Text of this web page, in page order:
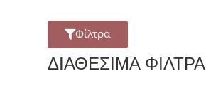
Φίλτρα
ΔΙΑΘΈΣΙΜΑ ΦΊΛΤΡΑ